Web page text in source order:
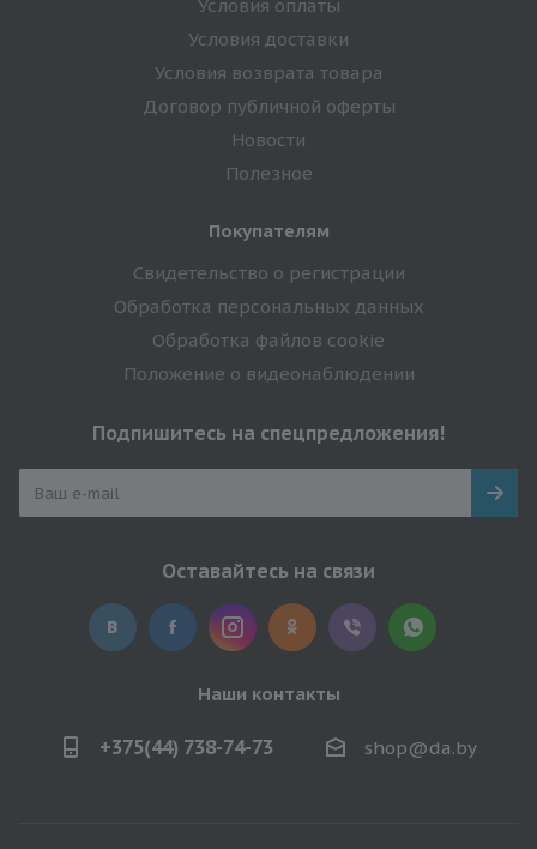
Условия оплаты
Условия доставки
Условия возврата товара
Договор публичной оферты
Новости
Полезное
Покупателям
Свидетельство о регистрации
Обработка персональных данных
Обработка файлов cookie
Положение о видеонаблюдении
Подпишитесь на спецпредложения!
Оставайтесь на связи
Наши контакты
+375(44) 738-74-73 shop@da.by